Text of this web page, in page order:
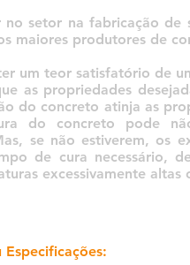
no setor na fabricação de
maiores produtores de
um teor satisfatório de
as propriedades
do concreto atinja as
do concreto pode
se não estiverem, os
de cura necessário,
excessivamente